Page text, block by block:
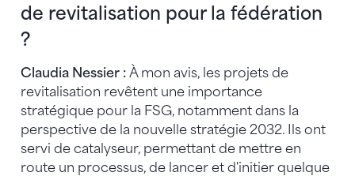
de revitalisation pour la fédération
?
Claudia Nessier : À mon avis, les projets de
revitalisation revêtent une importance
stratégique pour la FSG, notamment dans la
perspective de la nouvelle stratégie 2032. Ils ont
servi de catalyseur, permettant de mettre en
route un processus, de lancer et d'initier quelque